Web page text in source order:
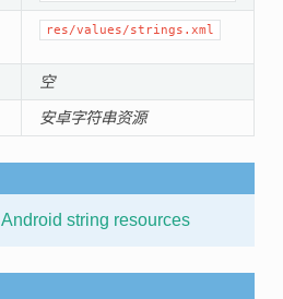
res/values/strings.xml
空
安卓字符串资源
Android string resources